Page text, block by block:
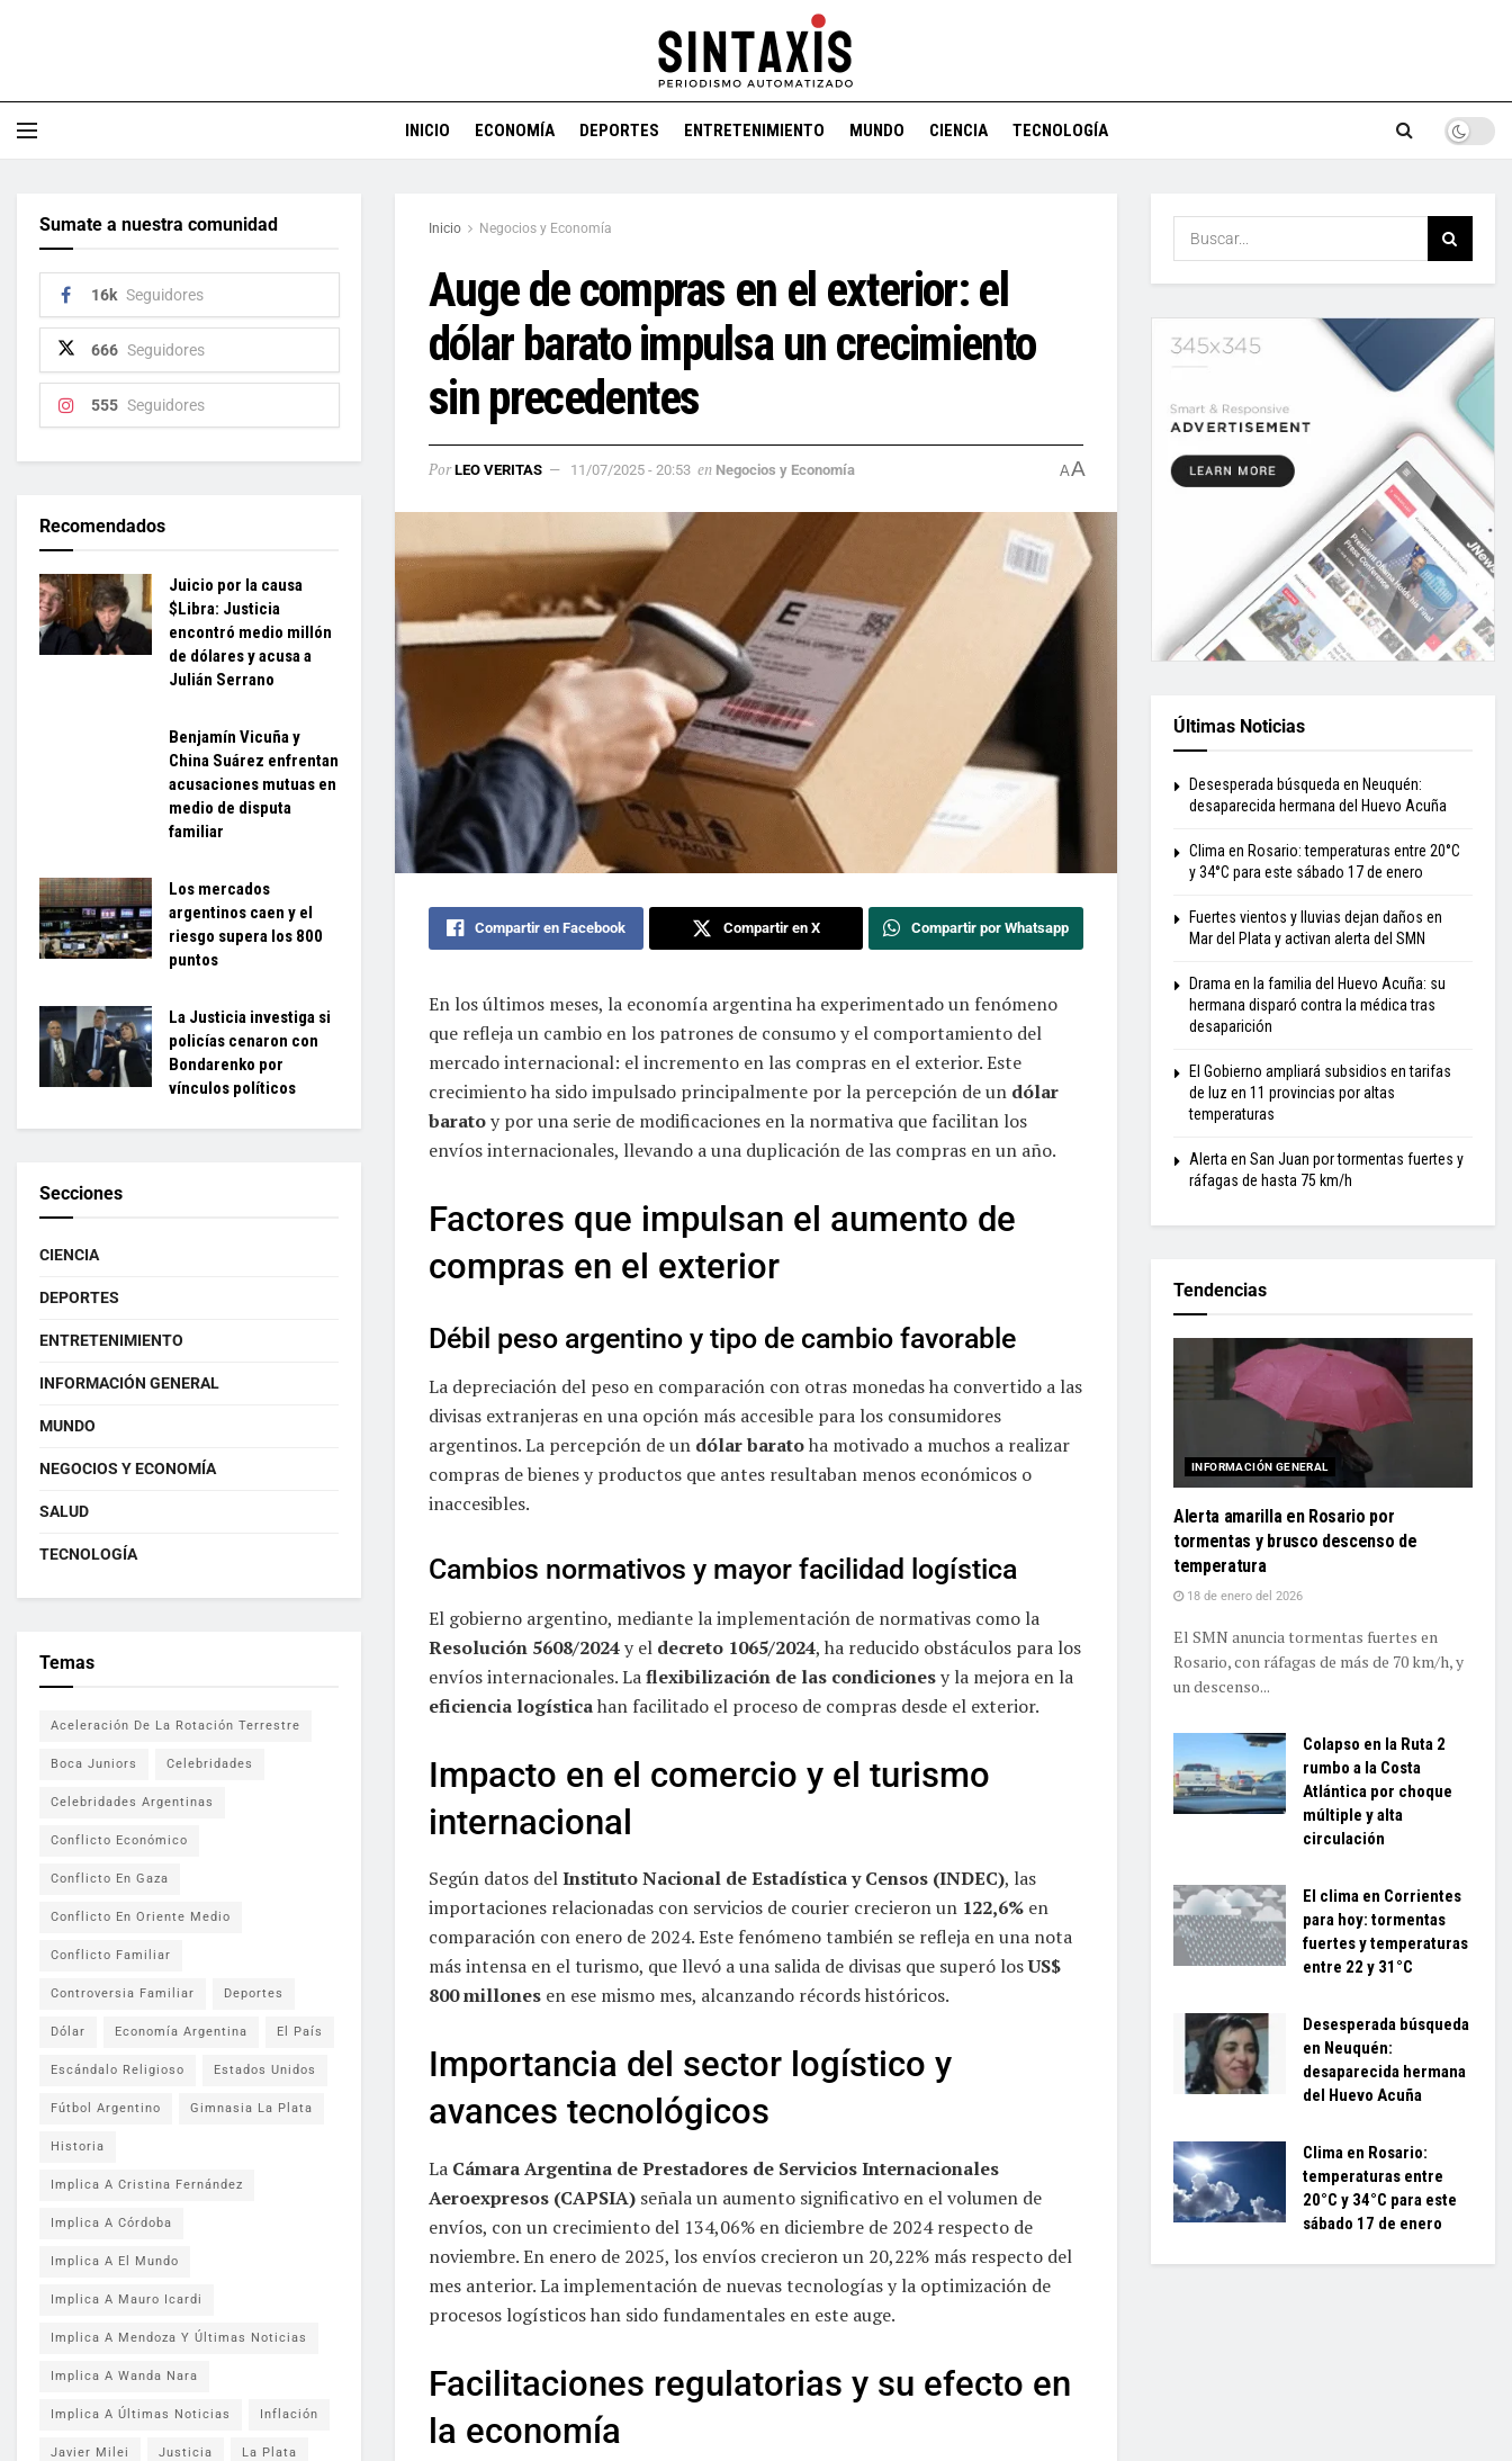
INICIO ECONOMÍA DEPORTES ENTRETENIMIENTO MUNDO CIENCIA TECNOLOGÍA
Inicio Negocios y Economía
Auge de compras en el exterior: el
dólar barato impulsa un crecimiento
sin precedentes
Por LEO VERITAS 11/07/2025 - 20:53 en Negocios y Economía AA
Compartir en Facebook Compartir en X Compartir por Whatsapp
En los últimos meses, la economía argentina ha experimentado un fenómeno
que refleja un cambio en los patrones de consumo y el comportamiento del
mercado internacional: el incremento en las compras en el exterior. Este
crecimiento ha sido impulsado principalmente por la percepción de un dólar
baratoy por una serie de modificaciones en la normativa que facilitan los
envíos internacionales, llevando a una duplicación de las compras en un año.
Factores que impulsan el aumento de
compras en el exterior
Débil peso argentino y tipo de cambio favorable
La depreciación del peso en comparación con otras monedas ha convertido a las
divisas extranjeras en una opción más accesible para los consumidores
argentinos. La percepción de un dólar baratoha motivado a muchos a realizar
compras de bienes y productos que antes resultaban menos económicos o
inaccesibles.
Cambios normativos y mayor facilidad logística
El gobierno argentino, mediante la implementación de normativas como la
Resolución 5608/2024y el decreto 1065/2024, ha reducido obstáculos para los
envíos internacionales. Laflexibilización de las condicionesy la mejora en la
eficiencia logísticahan facilitado el proceso de compras desde el exterior.
Impacto en el comercio y el turismo
internacional
Según datos delInstituto Nacional de Estadística y Censos (INDEC), las
importaciones relacionadas con servicios de courier crecieron un 122,6% en
comparación con enero de 2024. Este fenómeno también se refleja en una nota
más intensa en el turismo, que llevó a una salida de divisas que superó losUS$
800 millones en ese mismo mes, alcanzando récords históricos.
Importancia del sector logístico y
avances tecnológicos
La Cámara Argentina de Prestadores de Servicios Internacionales
Aeroexpresos (CAPSIA) señala un aumento significativo en el volumen de
envíos, con un crecimiento del 134,06% en diciembre de 2024 respecto de
noviembre. En enero de 2025, los envíos crecieron un 20,22% más respecto del
mes anterior. La implementación de nuevas tecnologías y la optimización de
procesos logísticos han sido fundamentales en este auge.
Facilitaciones regulatorias y su efecto en
la economía
Sumate a nuestra comunidad
16k Seguidores
666 Seguidores
555 Seguidores
Recomendados
Juicio por la causa
$Libra: Justicia
encontró medio millón
de dólares y acusa a
Julián Serrano
Benjamín Vicuña y
China Suárez enfrentan
acusaciones mutuas en
medio de disputa
familiar
Los mercados
argentinos caen y el
riesgo supera los 800
puntos
La Justicia investiga si
policías cenaron con
Bondarenko por
vínculos políticos
Secciones
CIENCIA
DEPORTES
ENTRETENIMIENTO
INFORMACIÓN GENERAL
MUNDO
NEGOCIOS Y ECONOMÍA
SALUD
TECNOLOGÍA
Temas
Aceleración De La Rotación Terrestre
Boca Juniors Celebridades
Celebridades Argentinas
Conflicto Económico
Conflicto En Gaza
Conflicto En Oriente Medio
Conflicto Familiar
Controversia Familiar Deportes
Dólar Economía Argentina El País
Escándalo Religioso Estados Unidos
Fútbol Argentino Gimnasia La Plata
Historia
Implica A Cristina Fernández
Implica A Córdoba
Implica A El Mundo
Implica A Mauro Icardi
Implica A Mendoza Y Últimas Noticias
Implica A Wanda Nara
Implica A Últimas Noticias Inflación
Javier Milei Justicia La Plata
Últimas Noticias
Desesperada búsqueda en Neuquén:
desaparecida hermana del Huevo Acuña
Clima en Rosario: temperaturas entre 20°C
y 34°C para este sábado 17 de enero
Fuertes vientos y lluvias dejan daños en
Mar del Plata y activan alerta del SMN
Drama en la familia del Huevo Acuña: su
hermana disparó contra la médica tras
desaparición
El Gobierno ampliará subsidios en tarifas
de luz en 11 provincias por altas
temperaturas
Alerta en San Juan por tormentas fuertes y
ráfagas de hasta 75 km/h
Tendencias
INFORMACIÓN GENERAL
Alerta amarilla en Rosario por
tormentas y brusco descenso de
temperatura
18 de enero del 2026
El SMN anuncia tormentas fuertes en
Rosario, con ráfagas de más de 70 km/h, y
un descenso...
Colapso en la Ruta 2
rumbo a la Costa
Atlántica por choque
múltiple y alta
circulación
El clima en Corrientes
para hoy: tormentas
fuertes y temperaturas
entre 22 y 31°C
Desesperada búsqueda
en Neuquén:
desaparecida hermana
del Huevo Acuña
Clima en Rosario:
temperaturas entre
20°C y 34°C para este
sábado 17 de enero